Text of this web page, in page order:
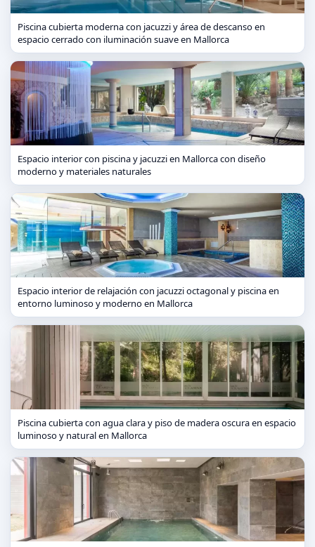
Piscina cubierta moderna con jacuzzi y área de descanso en
espacio cerrado con iluminación suave en Mallorca
Espacio interior con piscina y jacuzzi en Mallorca con diseño
moderno y materiales naturales
Espacio interior de relajación con jacuzzi octagonal y piscina en
entorno luminoso y moderno en Mallorca
Piscina cubierta con agua clara y piso de madera oscura en espacio
luminoso y natural en Mallorca